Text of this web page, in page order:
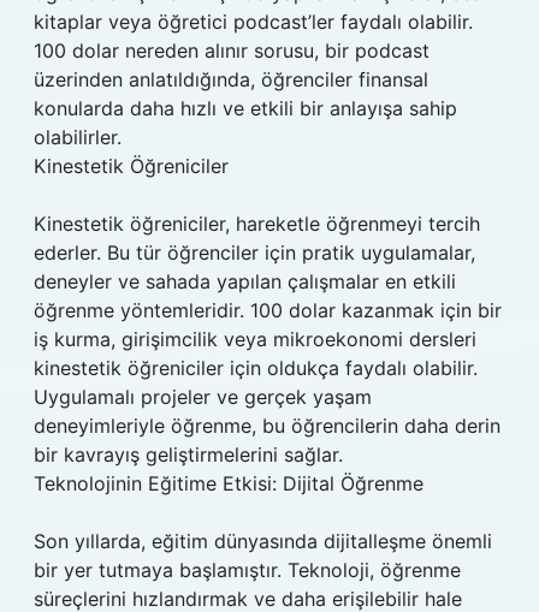
kitaplar veya öğretici podcast’ler faydalı olabilir.
100 dolar nereden alınır sorusu, bir podcast
üzerinden anlatıldığında, öğrenciler finansal
konularda daha hızlı ve etkili bir anlayışa sahip
olabilirler.
Kinestetik Öğreniciler
Kinestetik öğreniciler, hareketle öğrenmeyi tercih
ederler. Bu tür öğrenciler için pratik uygulamalar,
deneyler ve sahada yapılan çalışmalar en etkili
öğrenme yöntemleridir. 100 dolar kazanmak için bir
iş kurma, girişimcilik veya mikroekonomi dersleri
kinestetik öğreniciler için oldukça faydalı olabilir.
Uygulamalı projeler ve gerçek yaşam
deneyimleriyle öğrenme, bu öğrencilerin daha derin
bir kavrayış geliştirmelerini sağlar.
Teknolojinin Eğitime Etkisi: Dijital Öğrenme
Son yıllarda, eğitim dünyasında dijitalleşme önemli
bir yer tutmaya başlamıştır. Teknoloji, öğrenme
süreçlerini hızlandırmak ve daha erişilebilir hale